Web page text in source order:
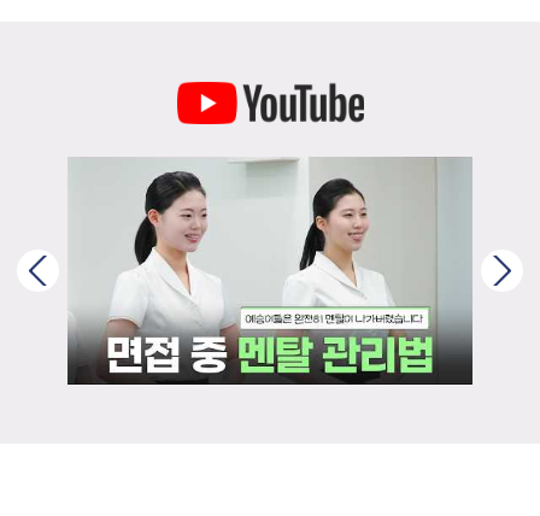
홈페이지방문 ★★★★★
처음 상담하러 갔을때 규리쌤이 친절하게 맞이해주시면서 여러가지
설명도 해드리고 첫수업을 빠지게 되었는데 그때 못들었던
오리엔테이션도 따로 챙겨주시고 소수정예 수업이다보니 면접
답변한것도 한명한명 피드백을 다 해주시고 모의면접도 한명씩 피드백
해주시는 것을 보고 잘 온거 같다고 생각했습니다!
홈페이지방문 ★★★★★
다른 학원도 상담을 받아봤지만 여기가 가장 좋았어서 다녔는데 다른학원
갔으면 후회할번 했어요